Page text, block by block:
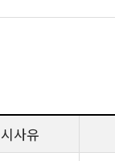
사유